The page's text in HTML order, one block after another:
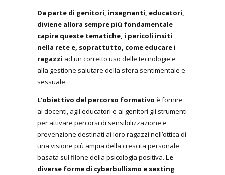
Da parte di genitori, insegnanti, educatori,
diviene allora sempre più fondamentale
capire queste tematiche, i pericoli insiti
nella rete e, soprattutto, come educare i
ragazzi ad un corretto uso delle tecnologie e
alla gestione salutare della sfera sentimentale e
sessuale.
L’obiettivo del percorso formativo è fornire
ai docenti, agli educatori e ai genitori gli strumenti
per attivare percorsi di sensibilizzazione e
prevenzione destinati ai loro ragazzi nell’ottica di
una visione più ampia della crescita personale
basata sul filone della psicologia positiva. Le
diverse forme di cyberbullismo e sexting